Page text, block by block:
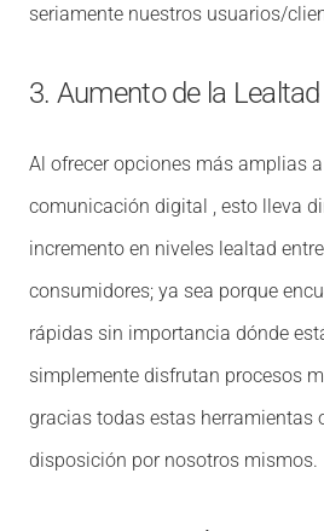
seriamente nuestros usuarios/
3. Aumento de la
Al ofrecer opciones más amplias
comunicación digital , esto lleva
incremento en niveles lealtad
consumidores; ya sea porque
rápidas sin importancia dónde
simplemente disfrutan procesos
gracias todas estas herramientas
disposición por nosotros mismos.